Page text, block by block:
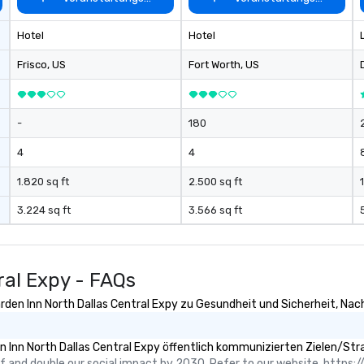
a
Hotel
Frisco, US
-
4
1.820 sq ft
3.224 sq ft
Hotel
Fort Worth, US
180
4
2.500 sq ft
3.566 sq ft
Expy - FAQs
Inn North Dallas Central Expy zu Gesundheit und Sicherheit,
Inn North Dallas Central Expy öffentlich kommunizierten Zielen/